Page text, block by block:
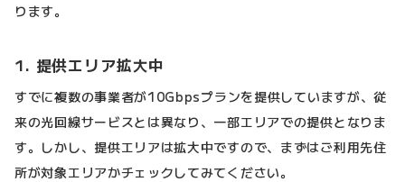
ります。
1. 提供エリア拡大中
すでに複数の事業者が10Gbpsプランを提供していますが、従
来の光回線サービスとは異なり、一部エリアでの提供となりま
す。しかし、提供エリアは拡大中ですので、まずはご利用先住
所が対象エリアかチェックしてみてください。